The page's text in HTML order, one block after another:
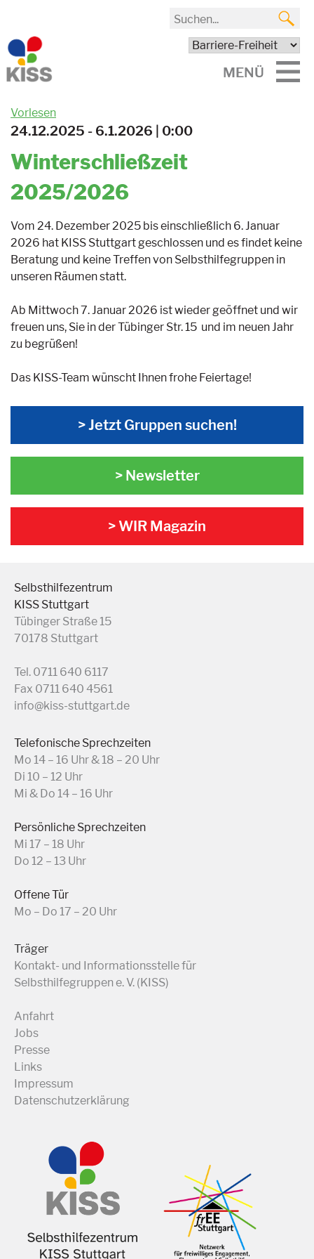
MENÜ
Vorlesen
24.12.2025 - 6.1.2026 | 0:00
Winterschließzeit
2025/2026
Vom 24. Dezember 2025 bis einschließlich 6. Januar
2026 hat KISS Stuttgart geschlossen und es findet keine
Beratung und keine Treffen von Selbsthilfegruppen in
unseren Räumen statt.
Ab Mittwoch 7. Januar 2026 ist wieder geöffnet und wir
freuen uns, Sie in der Tübinger Str. 15 und im neuen Jahr
zu begrüßen!
Das KISS-Team wünscht Ihnen frohe Feiertage!
> Jetzt Gruppen suchen!
> Newsletter
> WIR Magazin
Selbsthilfezentrum
KISS Stuttgart
Tübinger Straße 15
70178 Stuttgart
Tel. 0711 640 6117
Fax 0711 640 4561
info@kiss-stuttgart.de
Telefonische Sprechzeiten
Mo 14 – 16 Uhr & 18 – 20 Uhr
Di 10 – 12 Uhr
Mi & Do 14 – 16 Uhr
Persönliche Sprechzeiten
Mi 17 – 18 Uhr
Do 12 – 13 Uhr
Offene Tür
Mo – Do 17 – 20 Uhr
Träger
Kontakt- und Informationsstelle für
Selbsthilfegruppen e. V. (KISS)
Anfahrt
Jobs
Presse
Links
Impressum
Datenschutzerklärung